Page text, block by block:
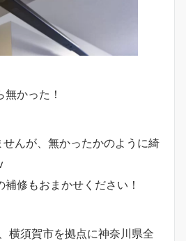
かった！
んが、無かったかのように綺
修もおまかせください！
横須賀市を拠点に神奈川県全